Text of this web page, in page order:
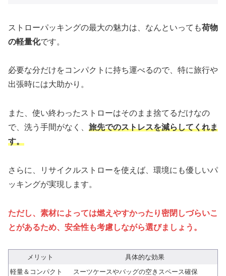
ストローパッキングの最大の魅力は、なんといっても荷物
の軽量化です。
必要な分だけをコンパクトに持ち運べるので、特に旅行や
出張時には大助かり。
また、使い終わったストローはそのまま捨てるだけなの
で、洗う手間がなく、 旅先でのストレスを減らしてくれま
す。
さらに、リサイクルストローを使えば、環境にも優しいパ
ッキングが実現します。
ただし、素材によっては燃えやすかったり密閉しづらいこ
とがあるため、安全性も考慮しながら選びましょう。
メリット
具体的な効果
軽量＆コンパクト
スーツケースやバッグの空きスペース確保